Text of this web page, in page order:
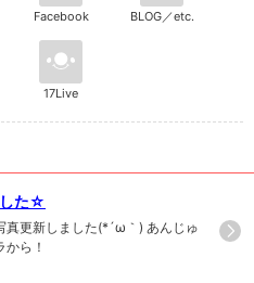
Facebook BLOG／etc.
17Live
た☆
真更新しました(*´ω｀) あんじゅ
ら！